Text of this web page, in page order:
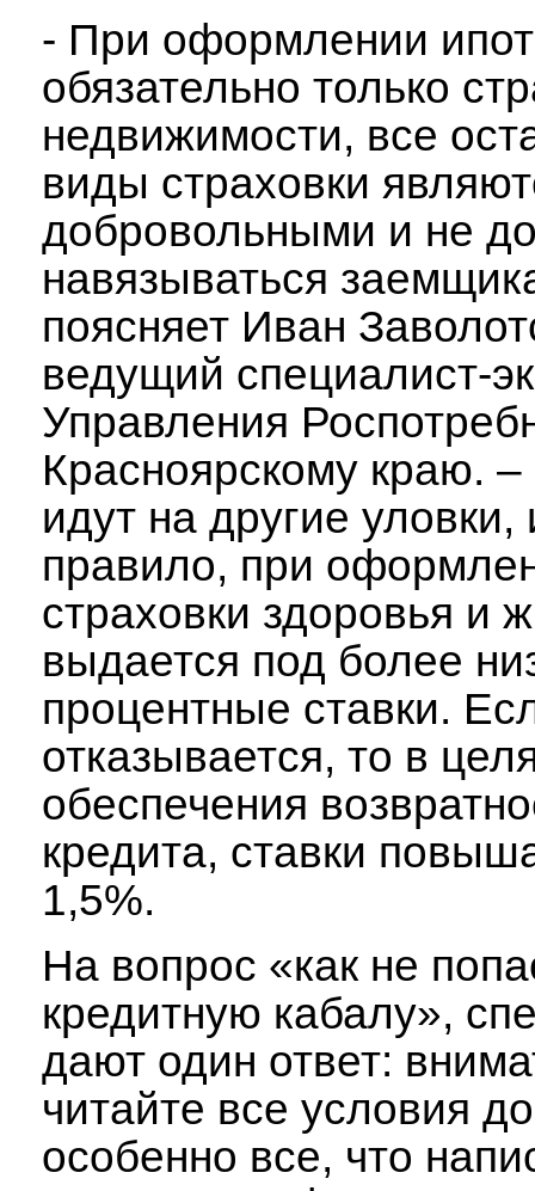
- При оформлении
обязательно только
недвижимости, все
виды страховки
добровольными и не
навязываться
поясняет Иван
ведущий специалист-
Управления
Красноярскому краю.
идут на другие уловки,
правило, при
страховки здоровья и
выдается под более
процентные ставки.
отказывается, то в
обеспечения
кредита, ставки
1,5%.
На вопрос «как не
кредитную кабалу»,
дают один ответ:
читайте все условия
особенно все, что